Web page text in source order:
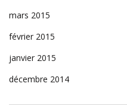
mars 2015
février 2015
janvier 2015
décembre 2014